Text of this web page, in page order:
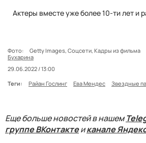
Актеры вместе уже более 10-ти лет и
Фото: Getty Images, Соцсети, Кадры из фильма
Бухарина
29.06.2022 / 13:00
Теги:
Райан Гослинг Ева Мендес Звездные
Еще больше новостей в нашем
группе ВКонтактеиканале